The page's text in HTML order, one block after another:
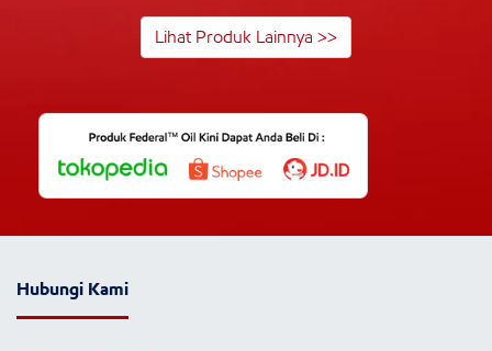
Lihat Produk Lainnya >>
Hubungi Kami